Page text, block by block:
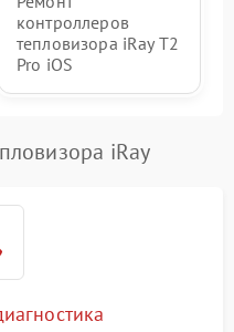
контроллеров
тепловизора iRay T2
Pro iOS
iRay